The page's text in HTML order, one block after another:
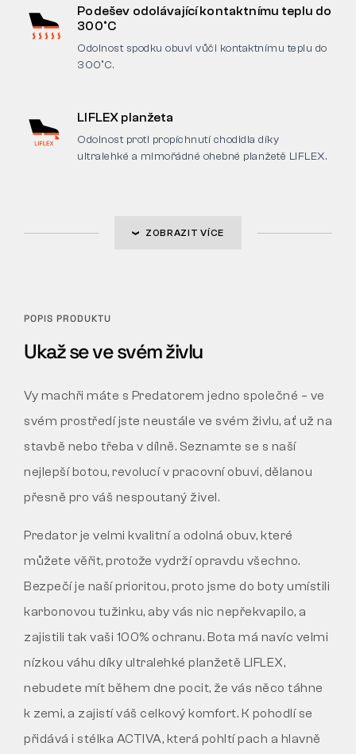
Podešev odolávající kontaktnímu teplu do
300°C
Odolnost spodku obuvi vůči kontaktnímu teplu do
300°C.
LIFLEX planžeta
Odolnost proti propíchnutí chodidla díky
ultralehké a mimořádné ohebné planžetě LIFLEX.
ZOBRAZIT VÍCE
POPIS PRODUKTU
Ukaž se ve svém živlu
Vy machři máte s Predatorem jedno společné – ve
svém prostředí jste neustále ve svém živlu, ať už na
stavbě nebo třeba v dílně. Seznamte se s naší
nejlepší botou, revolucí v pracovní obuvi, dělanou
přesně pro váš nespoutaný živel.
Predator je velmi kvalitní a odolná obuv, které
můžete věřit, protože vydrží opravdu všechno.
Bezpečí je naší prioritou, proto jsme do boty umístili
karbonovou tužinku, aby vás nic nepřekvapilo, a
zajistili tak vaši 100% ochranu. Bota má navíc velmi
nízkou váhu díky ultralehké planžetě LIFLEX,
nebudete mít během dne pocit, že vás něco táhne
k zemi, a zajistí váš celkový komfort. K pohodlí se
přidává i stélka ACTIVA, která pohltí pach a hlavně